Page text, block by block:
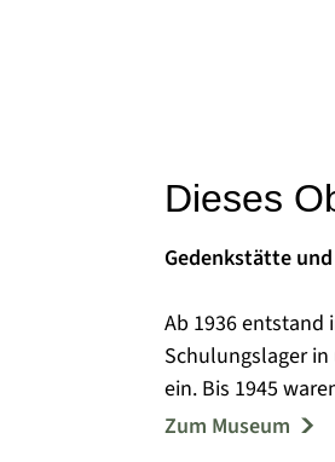
Dieses
Gedenkstätte
Ab 1936 entstand
Schulungslager
ein. Bis 1945
ihnen wurden
Zum Museum